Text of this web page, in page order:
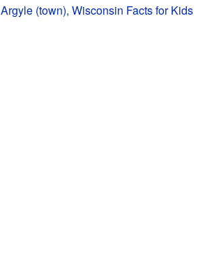
Argyle (town), Wisconsin Facts for Kids